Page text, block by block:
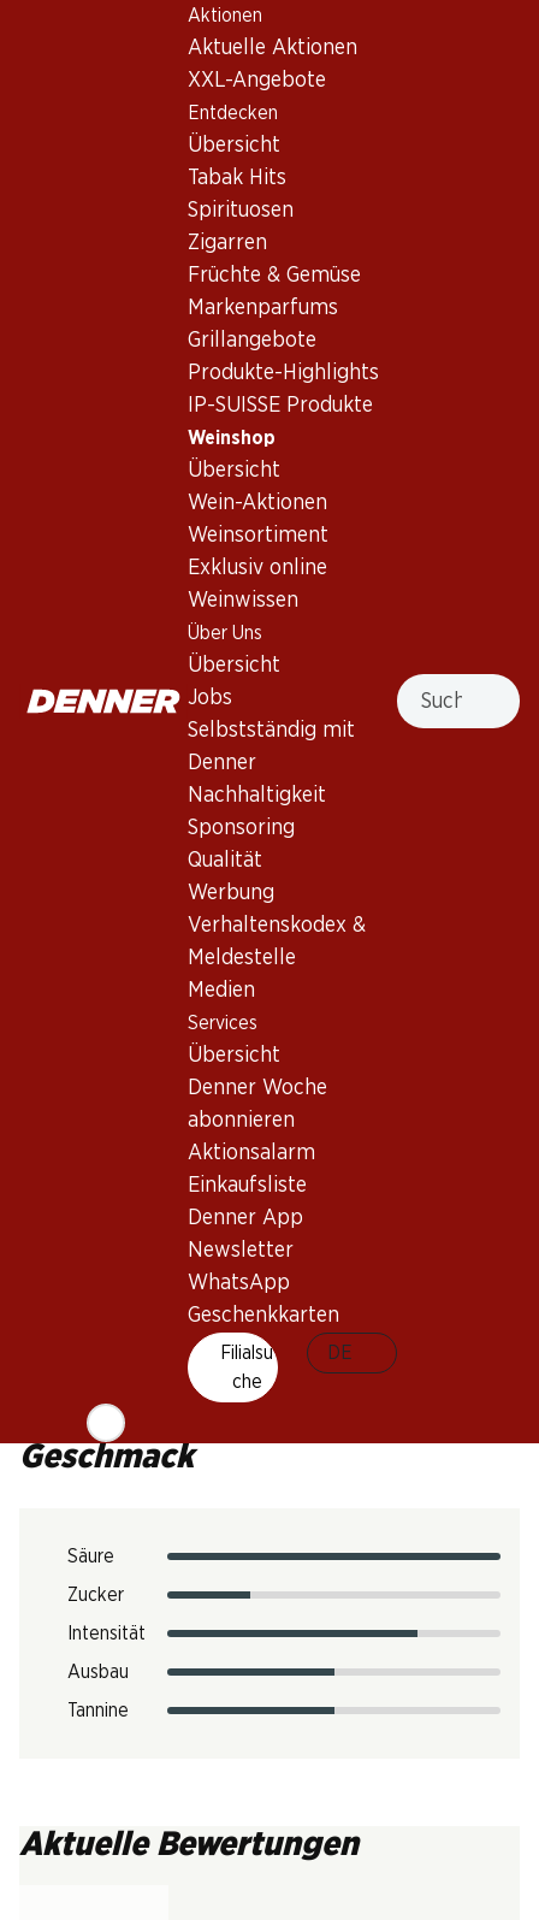
Aktionen
Aktuelle Aktionen
XXL-Angebote
Entdecken
Übersicht
Tabak Hits
Spirituosen
Zigarren
Früchte & Gemüse
Markenparfums
Grillangebote
Produkte-Highlights
IP-SUISSE Produkte
Weinshop
Übersicht
Wein-Aktionen
Weinsortiment
Exklusiv online
Weinwissen
Über Uns
Übersicht
Jobs
Selbstständig mit
Denner
Nachhaltigkeit
Sponsoring
Qualität
Werbung
Verhaltenskodex &
Meldestelle
Medien
Services
Übersicht
Denner Woche
abonnieren
Aktionsalarm
Einkaufsliste
Denner App
Newsletter
WhatsApp
Geschenkkarten
Filialsu
che
DE
Suche
Wein/Champagner
Pays d'Oc
Verger du Soleil Sauvignon Blanc Vin de Pays d'Oc 50
Vorderseite Rückseite
Verger du Soleil Sauvignon
Blanc Vin de Pays d'Oc 50
Frankreich,Pays d'Oc
Frankreich, Pays d'Oc, 2025, 50 cl
Wissenswertes
Trinktemperatur
CO2-Fussabdruck
Geschmack
Säure
Zucker
Intensität
Ausbau
Tannine
Aktuelle Bewertungen